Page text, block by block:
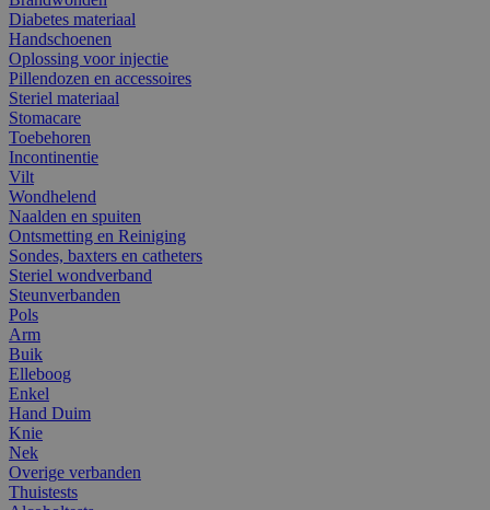
Diabetes materiaal
Handschoenen
Oplossing voor injectie
Pillendozen en accessoires
Steriel materiaal
Stomacare
Toebehoren
Incontinentie
Vilt
Wondhelend
Naalden en spuiten
Ontsmetting en Reiniging
Sondes, baxters en catheters
Steriel wondverband
Steunverbanden
Pols
Arm
Buik
Elleboog
Enkel
Hand Duim
Knie
Nek
Overige verbanden
Thuistests